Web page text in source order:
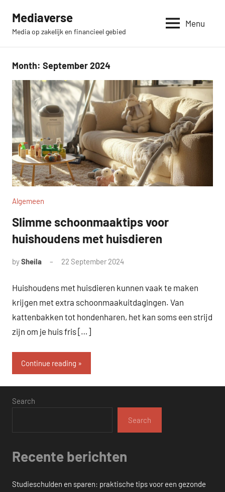
content
Mediaverse
Media op zakelijk en financieel gebied
Menu
Month: September 2024
Algemeen
Slimme schoonmaaktips voor
huishoudens met huisdieren
bySheila 22 September 2024
Huishoudens met huisdieren kunnen vaak te maken
krijgen met extra schoonmaakuitdagingen. Van
kattenbakken tot hondenharen, het kan soms een strijd
zijn om je huis fris […]
Continue reading
Search
Search
Recente berichten
Studieschulden en sparen: praktische tips voor een gezonde